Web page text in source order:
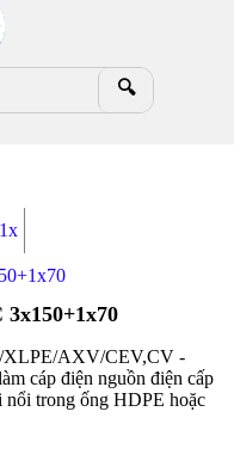
🔍
XLPE/AXV/CEV,CV -
cáp điện nguồn điện cấp
trong ống HDPE hoặc